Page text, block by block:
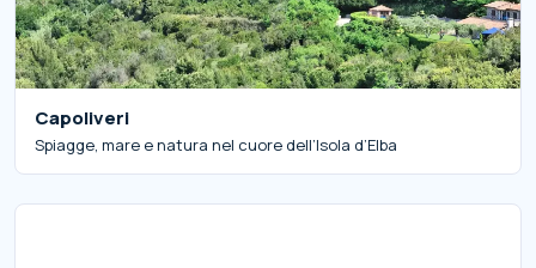
Capoliveri
Spiagge, mare e natura nel cuore dell’Isola d’Elba